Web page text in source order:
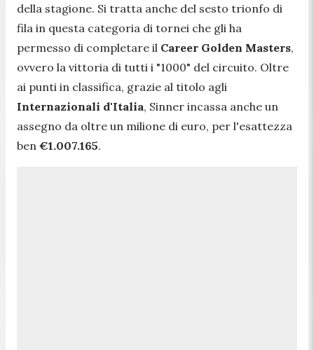
della stagione. Si tratta anche del sesto trionfo di
fila in questa categoria di tornei che gli ha
permesso di completare il Career Golden Masters,
ovvero la vittoria di tutti i "1000" del circuito. Oltre
ai punti in classifica, grazie al titolo agli
Internazionali d'Italia, Sinner incassa anche un
assegno da oltre un milione di euro, per l'esattezza
ben €1.007.165.